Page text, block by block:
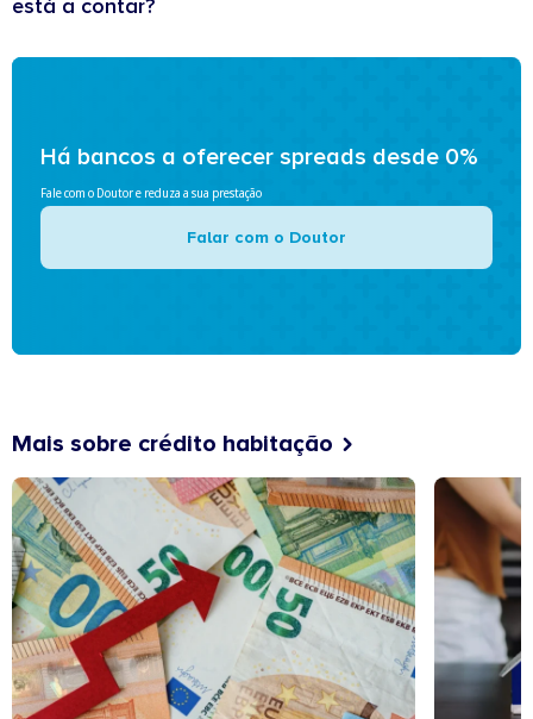
está a contar?
Há bancos a oferecer spreads desde 0%
Fale com o Doutor e reduza a sua prestação
Falar com o Doutor
Mais sobre crédito habitação